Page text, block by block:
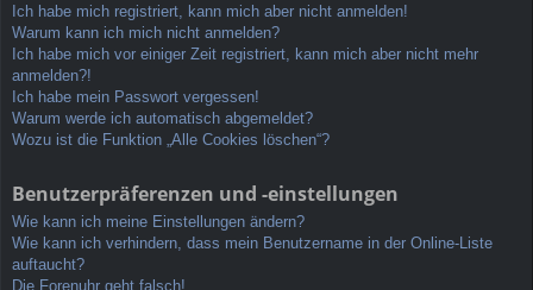
Ich habe mich registriert, kann mich aber nicht anmelden!
Warum kann ich mich nicht anmelden?
Ich habe mich vor einiger Zeit registriert, kann mich aber nicht mehr
anmelden?!
Ich habe mein Passwort vergessen!
Warum werde ich automatisch abgemeldet?
Wozu ist die Funktion „Alle Cookies löschen“?
Benutzerpräferenzen und -einstellungen
Wie kann ich meine Einstellungen ändern?
Wie kann ich verhindern, dass mein Benutzername in der Online-Liste
auftaucht?
Die Forenuhr geht falsch!